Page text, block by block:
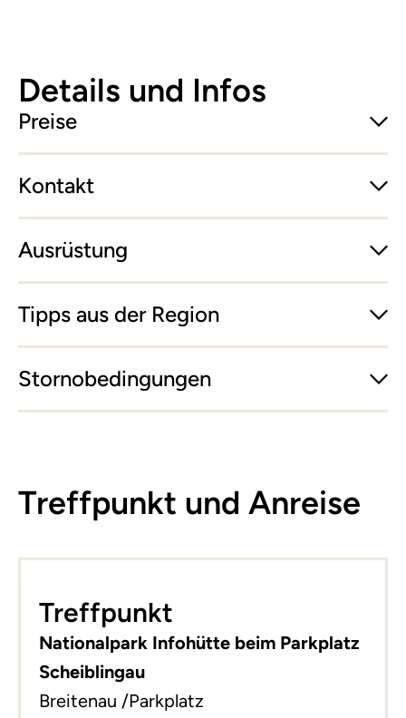
Details und Infos
Preise
Kontakt
Ausrüstung
Tipps aus der Region
Stornobedingungen
Treffpunkt und Anreise
−
Treffpunkt
Nationalpark Infohütte beim Parkplatz
Scheiblingau
Breitenau /Parkplatz